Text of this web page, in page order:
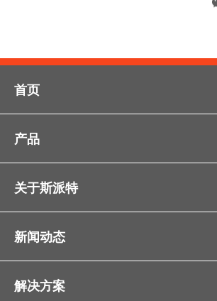
首页
产品
关于斯派特
新闻动态
解决方案